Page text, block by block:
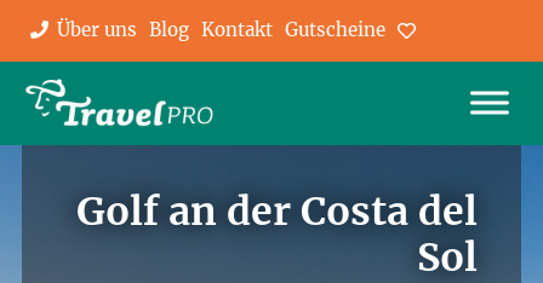
Über uns Blog Kontakt Gutscheine Favoriten
Golf an der Costa del
Sol